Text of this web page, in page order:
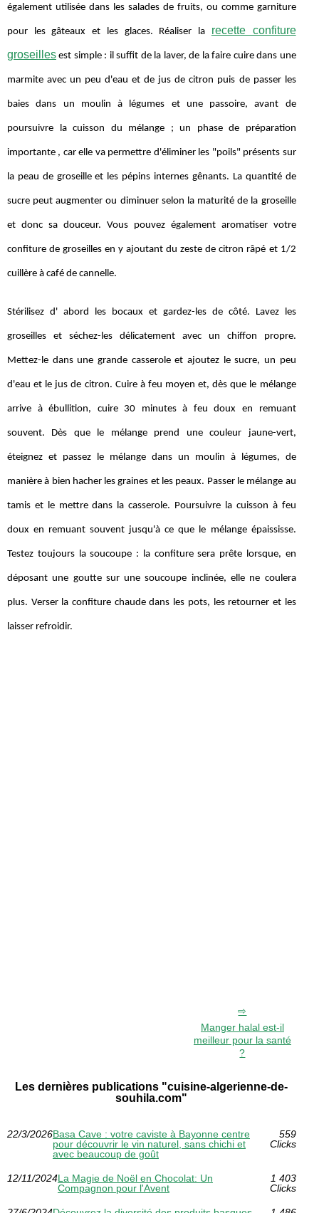
également utilisée dans les salades de fruits, ou comme garniture
pour les gâteaux et les glaces. Réaliser la recette confiture
groseilles est simple : il suffit de la laver, de la faire cuire dans une
marmite avec un peu d'eau et de jus de citron puis de passer les
baies dans un moulin à légumes et une passoire, avant de
poursuivre la cuisson du mélange ; un phase de préparation
importante , car elle va permettre d'éliminer les "poils" présents sur
la peau de groseille et les pépins internes gênants. La quantité de
sucre peut augmenter ou diminuer selon la maturité de la groseille
et donc sa douceur. Vous pouvez également aromatiser votre
confiture de groseilles en y ajoutant du zeste de citron râpé et 1/2
cuillère à café de cannelle.
Stérilisez d' abord les bocaux et gardez-les de côté. Lavez les
groseilles et séchez-les délicatement avec un chiffon propre.
Mettez-le dans une grande casserole et ajoutez le sucre, un peu
d'eau et le jus de citron. Cuire à feu moyen et, dès que le mélange
arrive à ébullition, cuire 30 minutes à feu doux en remuant
souvent. Dès que le mélange prend une couleur jaune-vert,
éteignez et passez le mélange dans un moulin à légumes, de
manière à bien hacher les graines et les peaux. Passer le mélange au
tamis et le mettre dans la casserole. Poursuivre la cuisson à feu
doux en remuant souvent jusqu'à ce que le mélange épaississe.
Testez toujours la soucoupe : la confiture sera prête lorsque, en
déposant une goutte sur une soucoupe inclinée, elle ne coulera
plus. Verser la confiture chaude dans les pots, les retourner et les
laisser refroidir.
Manger halal est-il
meilleur pour la santé
?
Les dernières publications "cuisine-algerienne-de-
souhila.com"
22/3/2026Basa Cave : votre caviste à Bayonne centre
pour découvrir le vin naturel, sans chichi et
avec beaucoup de goût
559
Clicks
12/11/2024La Magie de Noël en Chocolat: Un
Compagnon pour l'Avent
1 403
Clicks